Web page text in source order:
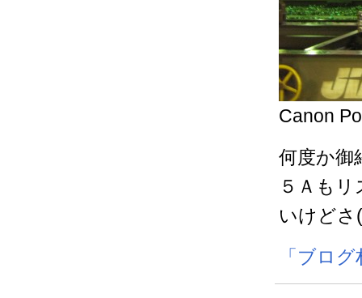
Canon
何度か御
５Ａも
いけどさ
「ブロ